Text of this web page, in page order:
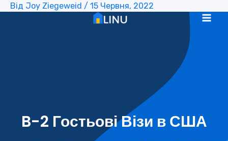
Перейти
Від Joy Ziegeweid / 15 Червня, 2022
B-2 Гостьові Візи в США